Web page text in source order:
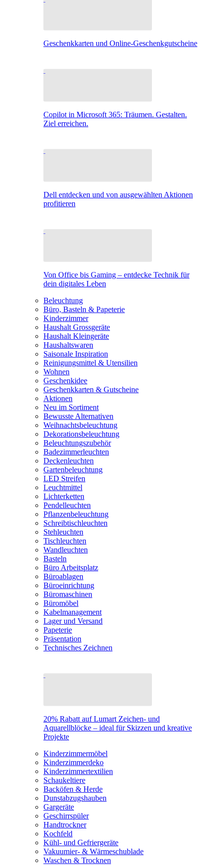
Geschenkkarten und Online-Geschenkgutscheine
Copilot in Microsoft 365: Träumen. Gestalten.
Ziel erreichen.
Dell entdecken und von ausgewählten Aktionen
profitieren
Von Office bis Gaming – entdecke Technik für
dein digitales Leben
Beleuchtung
Büro, Basteln & Papeterie
Kinderzimmer
Haushalt Grossgeräte
Haushalt Kleingeräte
Haushaltswaren
Saisonale Inspiration
Reinigungsmittel & Utensilien
Wohnen
Geschenkidee
Geschenkkarten & Gutscheine
Aktionen
Neu im Sortiment
Bewusste Alternativen
Weihnachtsbeleuchtung
Dekorationsbeleuchtung
Beleuchtungszubehör
Badezimmerleuchten
Deckenleuchten
Gartenbeleuchtung
LED Streifen
Leuchtmittel
Lichterketten
Pendelleuchten
Pflanzenbeleuchtung
Schreibtischleuchten
Stehleuchten
Tischleuchten
Wandleuchten
Basteln
Büro Arbeitsplatz
Büroablagen
Büroeinrichtung
Büromaschinen
Büromöbel
Kabelmanagement
Lager und Versand
Papeterie
Präsentation
Technisches Zeichnen
20% Rabatt auf Lumart Zeichen- und
Aquarellblöcke – ideal für Skizzen und kreative
Projekte
Kinderzimmermöbel
Kinderzimmerdeko
Kinderzimmertextilien
Schaukeltiere
Backöfen & Herde
Dunstabzugshauben
Gargeräte
Geschirrspüler
Handtrockner
Kochfeld
Kühl- und Gefriergeräte
Vakuumier- & Wärmeschublade
Waschen & Trocknen